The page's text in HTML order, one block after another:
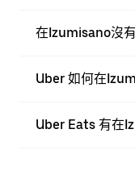
在Izumisano沒
Uber 如何在
Uber Eats 有在